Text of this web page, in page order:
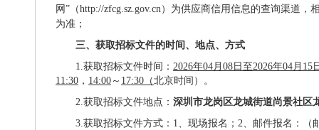
网”（http://zfcg.sz.gov.cn）为供应商信用信息的查询渠道，
为准；
三、获取招标文件的时间、地点、方式
1.获取招标文件时间： 2026年04月08日至2026年04月15
11:30 ， 14:00 ～ 17:30（北京时间）。
2.获取招标文件地点： 深圳市龙岗区龙城街道尚景社区
3.获取招标文件方式： 1、 现场报名 ； 2、邮件报名：（